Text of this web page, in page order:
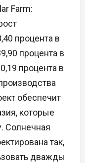
Farm:
процента в
процента в
процента в
обеспечит
которые
Солнечная
так,
дважды